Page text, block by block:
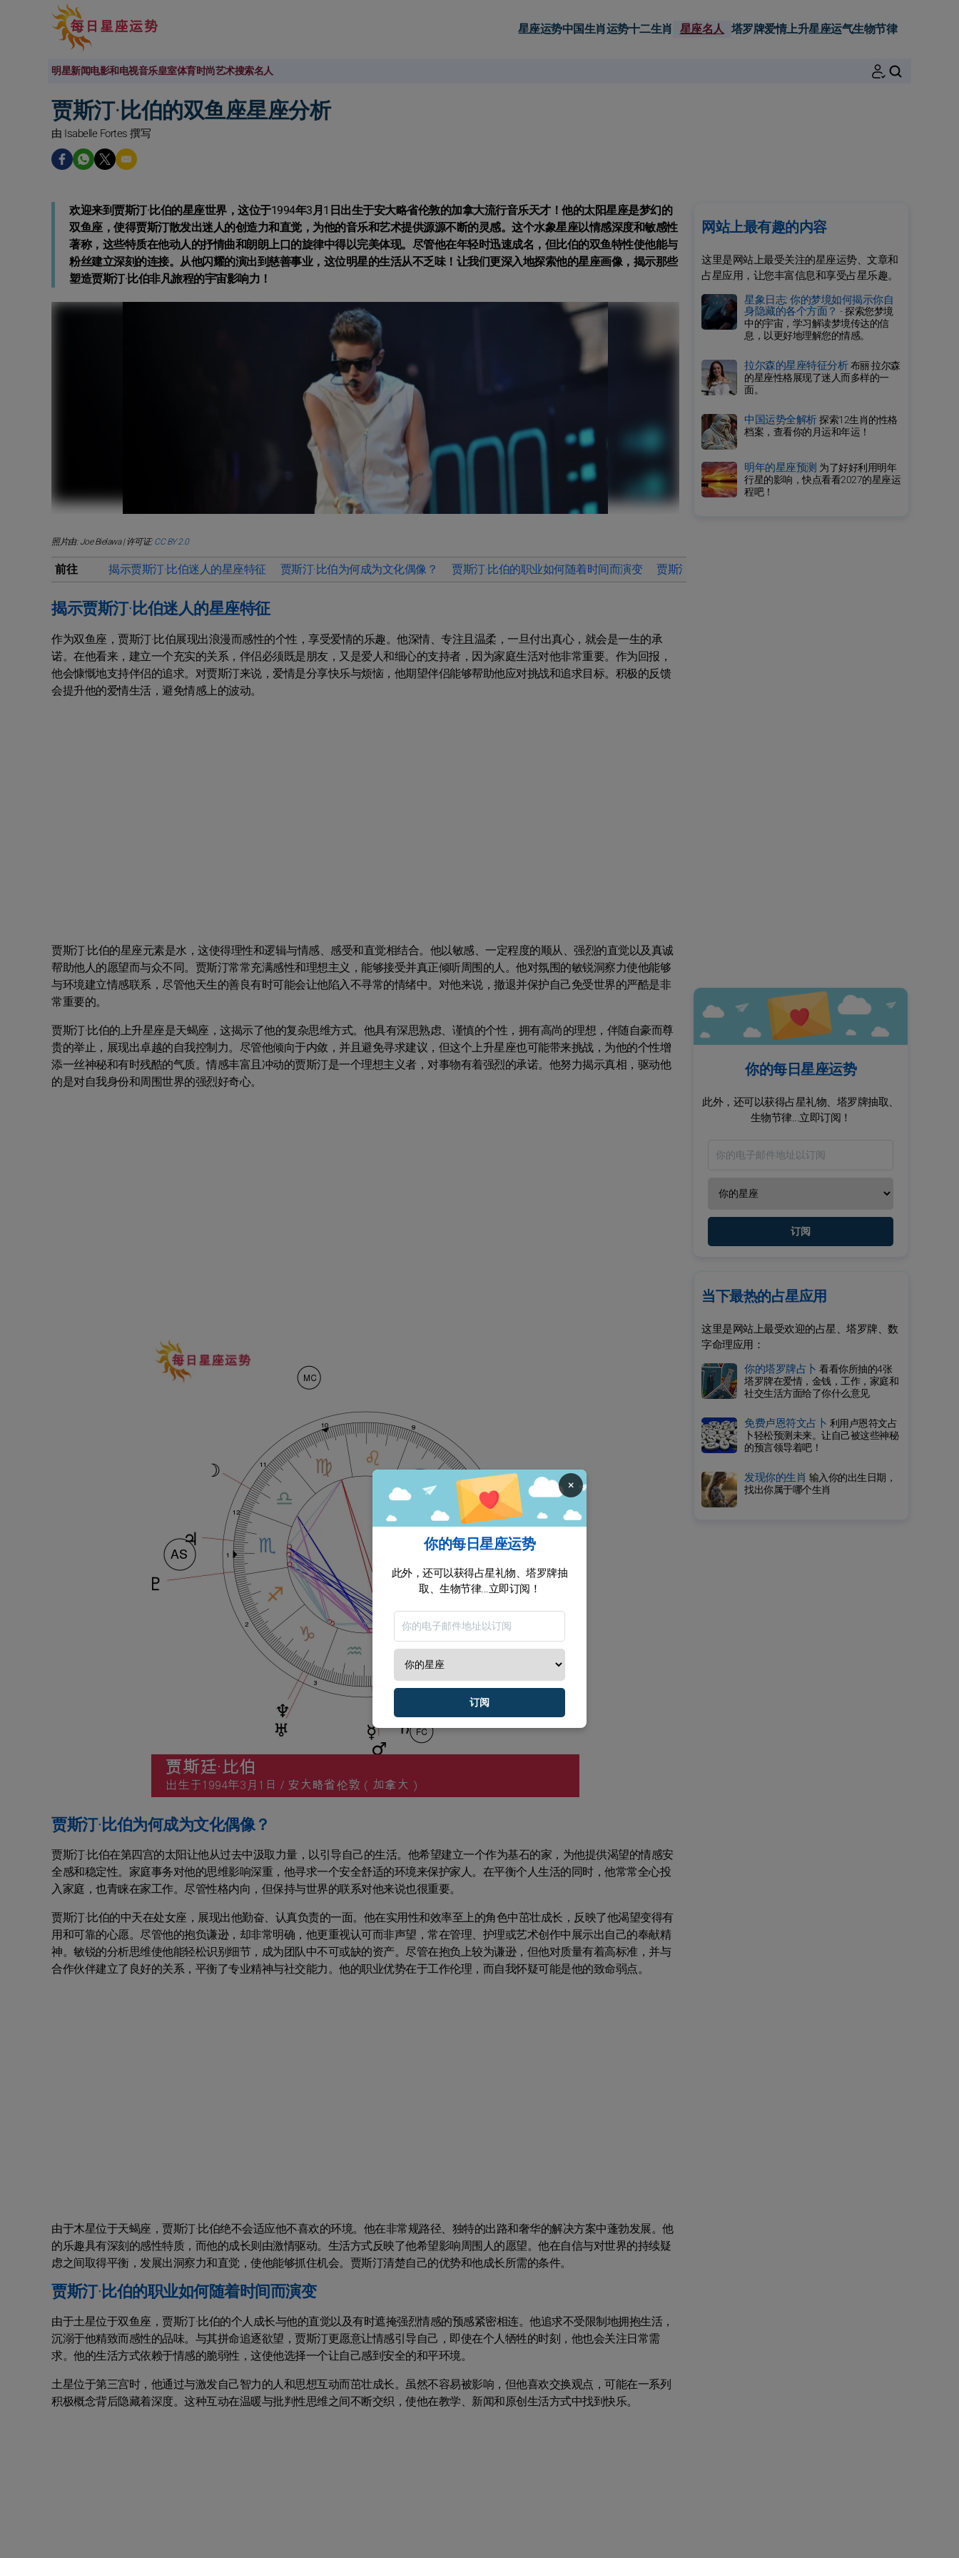
星座运势中国生肖运势十二生肖 星座名人 塔罗牌爱情上升星座运气生物节律
明星新闻电影和电视音乐皇室体育时尚艺术搜索名人
贾斯汀·比伯的双鱼座星座分析
由 Isabelle Fortes 撰写
欢迎来到贾斯汀·比伯的星座世界，这位于1994年3月1日出生于安大略省伦敦的加拿大流行音乐天才！他的太阳星座是梦幻的
双鱼座，使得贾斯汀散发出迷人的创造力和直觉，为他的音乐和艺术提供源源不断的灵感。这个水象星座以情感深度和敏感性
著称，这些特质在他动人的抒情曲和朗朗上口的旋律中得以完美体现。尽管他在年轻时迅速成名，但比伯的双鱼特性使他能与
粉丝建立深刻的连接。从他闪耀的演出到慈善事业，这位明星的生活从不乏味！让我们更深入地探索他的星座画像，揭示那些
塑造贾斯汀·比伯非凡旅程的宇宙影响力！
照片由: Joe Bielawa | 许可证:CC BY 2.0
前往 揭示贾斯汀·比伯迷人的星座特征 贾斯汀·比伯为何成为文化偶像？ 贾斯汀·比伯的职业如何随着时间而演变 贾斯汀·比伯的爱情生活为何如此令人鼓舞？
揭示贾斯汀·比伯迷人的星座特征
作为双鱼座，贾斯汀·比伯展现出浪漫而感性的个性，享受爱情的乐趣。他深情、专注且温柔，一旦付出真心，就会是一生的承
诺。在他看来，建立一个充实的关系，伴侣必须既是朋友，又是爱人和细心的支持者，因为家庭生活对他非常重要。作为回报，
他会慷慨地支持伴侣的追求。对贾斯汀来说，爱情是分享快乐与烦恼，他期望伴侣能够帮助他应对挑战和追求目标。积极的反馈
会提升他的爱情生活，避免情感上的波动。
贾斯汀·比伯的星座元素是水，这使得理性和逻辑与情感、感受和直觉相结合。他以敏感、一定程度的顺从、强烈的直觉以及真诚
帮助他人的愿望而与众不同。贾斯汀常常充满感性和理想主义，能够接受并真正倾听周围的人。他对氛围的敏锐洞察力使他能够
与环境建立情感联系，尽管他天生的善良有时可能会让他陷入不寻常的情绪中。对他来说，撤退并保护自己免受世界的严酷是非
常重要的。
贾斯汀·比伯的上升星座是天蝎座，这揭示了他的复杂思维方式。他具有深思熟虑、谨慎的个性，拥有高尚的理想，伴随自豪而尊
贵的举止，展现出卓越的自我控制力。尽管他倾向于内敛，并且避免寻求建议，但这个上升星座也可能带来挑战，为他的个性增
添一丝神秘和有时残酷的气质。情感丰富且冲动的贾斯汀是一个理想主义者，对事物有着强烈的承诺。他努力揭示真相，驱动他
的是对自我身份和周围世界的强烈好奇心。
贾斯汀·比伯为何成为文化偶像？
贾斯汀·比伯在第四宫的太阳让他从过去中汲取力量，以引导自己的生活。他希望建立一个作为基石的家，为他提供渴望的情感安
全感和稳定性。家庭事务对他的思维影响深重，他寻求一个安全舒适的环境来保护家人。在平衡个人生活的同时，他常常全心投
入家庭，也青睐在家工作。尽管性格内向，但保持与世界的联系对他来说也很重要。
贾斯汀·比伯的中天在处女座，展现出他勤奋、认真负责的一面。他在实用性和效率至上的角色中茁壮成长，反映了他渴望变得有
用和可靠的心愿。尽管他的抱负谦逊，却非常明确，他更重视认可而非声望，常在管理、护理或艺术创作中展示出自己的奉献精
神。敏锐的分析思维使他能轻松识别细节，成为团队中不可或缺的资产。尽管在抱负上较为谦逊，但他对质量有着高标准，并与
合作伙伴建立了良好的关系，平衡了专业精神与社交能力。他的职业优势在于工作伦理，而自我怀疑可能是他的致命弱点。
由于木星位于天蝎座，贾斯汀·比伯绝不会适应他不喜欢的环境。他在非常规路径、独特的出路和奢华的解决方案中蓬勃发展。他
的乐趣具有深刻的感性特质，而他的成长则由激情驱动。生活方式反映了他希望影响周围人的愿望。他在自信与对世界的持续疑
虑之间取得平衡，发展出洞察力和直觉，使他能够抓住机会。贾斯汀清楚自己的优势和他成长所需的条件。
贾斯汀·比伯的职业如何随着时间而演变
由于土星位于双鱼座，贾斯汀·比伯的个人成长与他的直觉以及有时遮掩强烈情感的预感紧密相连。他追求不受限制地拥抱生活，
沉溺于他精致而感性的品味。与其拼命追逐欲望，贾斯汀更愿意让情感引导自己，即使在个人牺牲的时刻，他也会关注日常需
求。他的生活方式依赖于情感的脆弱性，这使他选择一个让自己感到安全的和平环境。
土星位于第三宫时，他通过与激发自己智力的人和思想互动而茁壮成长。虽然不容易被影响，但他喜欢交换观点，可能在一系列
积极概念背后隐藏着深度。这种互动在温暖与批判性思维之间不断交织，使他在教学、新闻和原创生活方式中找到快乐。
网站上最有趣的内容
这里是网站上最受关注的星座运势、文章和
占星应用，让您丰富信息和享受占星乐趣。
星象日志: 你的梦境如何揭示你自
身隐藏的各个方面？ -探索您梦境
中的宇宙，学习解读梦境传达的信
息，以更好地理解您的情感。
拉尔森的星座特征分析布丽·拉尔森
的星座性格展现了迷人而多样的一
面。
中国运势全解析探索12生肖的性格
档案，查看你的月运和年运！
明年的星座预测 为了好好利用明年
行星的影响，快点看看2027的星座运
程吧！
你的每日星座运势
此外，还可以获得占星礼物、塔罗牌抽取、
生物节律...立即订阅！
订阅
当下最热的占星应用
这里是网站上最受欢迎的占星、塔罗牌、数
字命理应用：
你的塔罗牌占卜 看看你所抽的4张
塔罗牌在爱情，金钱，工作，家庭和
社交生活方面给了你什么意见
免费卢恩符文占卜 利用卢恩符文占
卜轻松预测未来。让自己被这些神秘
的预言领导着吧！
发现你的生肖 输入你的出生日期，
找出你属于哪个生肖
×
你的每日星座运势
此外，还可以获得占星礼物、塔罗牌抽
取、生物节律...立即订阅！
订阅